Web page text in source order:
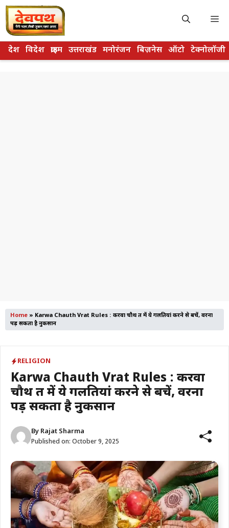
Skip
to
content
देश विदेश क्राइम उत्तराखंड मनोरंजन बिज़नेस ऑटो टेक्नोलॉजी
Home » Karwa Chauth Vrat Rules : करवा चौथ व्रत में ये गलतियां करने से बचें, वरना
पड़ सकता है नुकसान
RELIGION
Karwa Chauth Vrat Rules : करवा
चौथ व्रत में ये गलतियां करने से बचें, वरना
पड़ सकता है नुकसान
By Rajat Sharma
Published on: October 9, 2025